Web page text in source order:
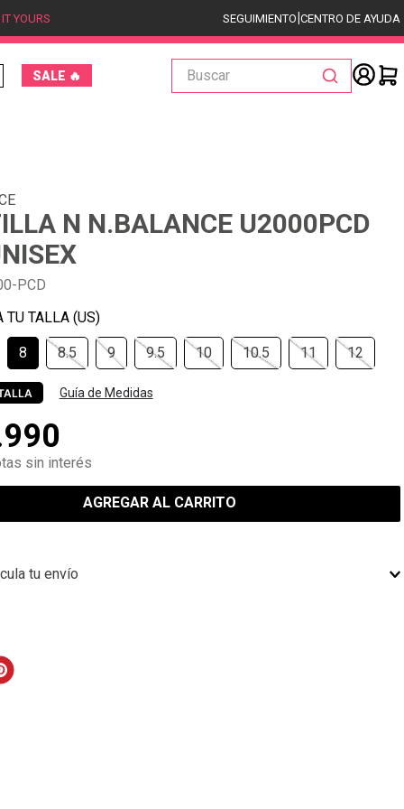
YOURS SEGUIMIENTO|CENTRO DE AYUDA
SALE 🔥
Buscar
N N.BALANCE U2000PCD
PCD
8 8.5 9 9.5 10 10.5 11 12
Guía de Medidas
990
sin interés
AGREGAR AL CARRITO
tu envío